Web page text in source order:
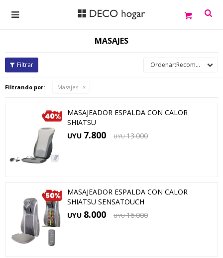

MASAJES
Recomendados
Filtrando por: Masajes
MASAJEADOR ESPALDA CON CALOR
SHIATSU
UYU 7.800 UYU 13.000
MASAJEADOR ESPALDA CON CALOR
SHIATSU SENSATOUCH
UYU 8.000 UYU 16.000